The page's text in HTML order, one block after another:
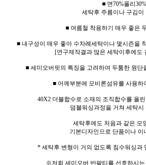
■ 면70%폴리
세탁후 주름이나 구김
■ 여름철 착용하기 매우 좋은
■ 내구성이 매우 좋아 수차례세탁이나 몇시즌을
[연구제작결과 많은 세탁이후에도
■ 세미오버핏의 특징을 고려하여 두툼한 원
■ 어께부분에 모비론섬유를 사용
40X2 더블합수로 소재의 조직합수를 올
덤블워싱과정을 거쳐 세탁
세탁후에도 처음과 같은 모
기본디자인으로 단품이나
* 세탁후 변형이 거의 없도록 침수워싱과
※저희 세미오버 반팔티를 선호하시